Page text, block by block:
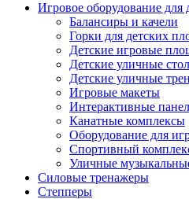
Игровое оборудование для
Балансиры и качели
Горки для детских
Детские игровые
Детские уличные
Детские уличные
Игровые макеты
Интерактивные
Канатные комплексы
Оборудование для
Спортивный
Уличные
Силовые тренажеры
Степперы